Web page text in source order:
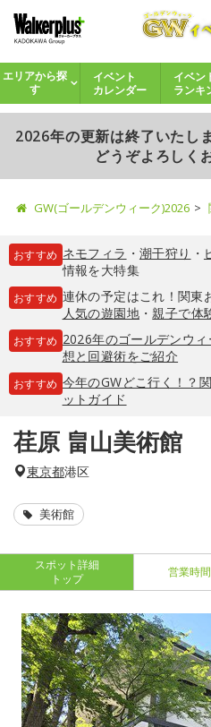
エリアから探
す
イベント
カレンダー
イベン
ランキ
2026年の更新は終了いたし
どうぞよろしく
GW(ゴールデンウィーク)2026
おすすめ ネモフィラ ・ 潮干狩り ・
情報を大特集
おすすめ 連休の予定はこれ！関東
人気の遊園地・親子で体
おすすめ 2026年のゴールデンウ
想と回避術をご紹介
おすすめ 今年のGWどこ行く！？
ットガイド
荏原 畠山美術館
東京都港区
美術館
スポット詳細
トップ
営業時